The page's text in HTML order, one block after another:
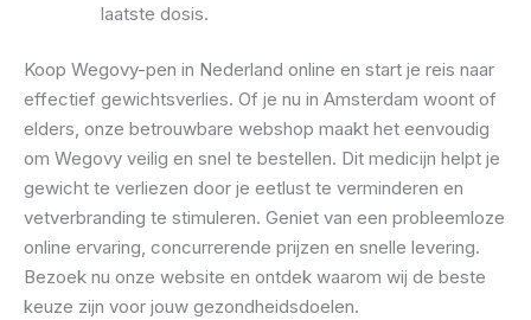
laatste dosis.
Koop Wegovy-pen in Nederland online en start je reis naar
effectief gewichtsverlies. Of je nu in Amsterdam woont of
elders, onze betrouwbare webshop maakt het eenvoudig
om Wegovy veilig en snel te bestellen. Dit medicijn helpt je
gewicht te verliezen door je eetlust te verminderen en
vetverbranding te stimuleren. Geniet van een probleemloze
online ervaring, concurrerende prijzen en snelle levering.
Bezoek nu onze website en ontdek waarom wij de beste
keuze zijn voor jouw gezondheidsdoelen.